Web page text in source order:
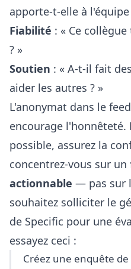
apporte-t-elle à l'équipe
Fiabilité : « Ce
? »
Soutien : « A-t-il fait
aider les autres ? »
L'anonymat dans le
encourage l'honnêteté.
possible, assurez la
concentrez-vous sur un
actionnable — pas sur
souhaitez solliciter le
de Specific pour une
essayez ceci :
Créez une enquête